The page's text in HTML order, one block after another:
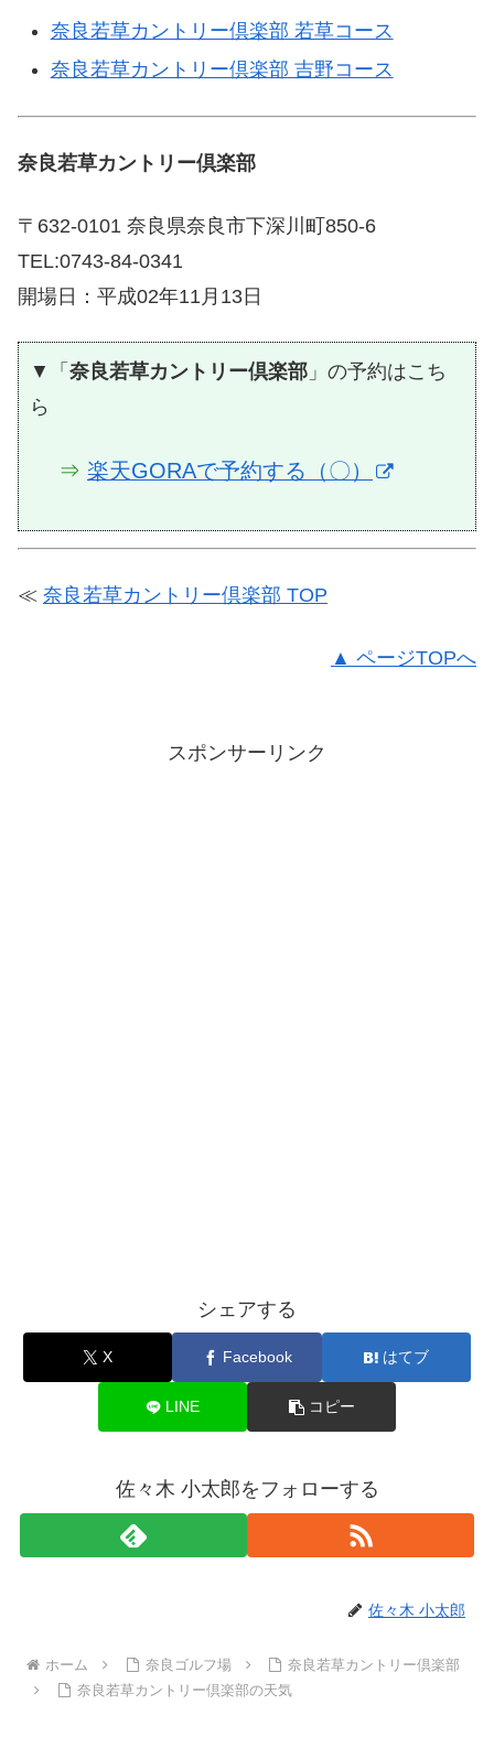
奈良若草カントリー倶楽部 若草コース
奈良若草カントリー倶楽部 吉野コース
奈良若草カントリー倶楽部
〒632-0101 奈良県奈良市下深川町850-6
TEL:0743-84-0341
開場日：平成02年11月13日
▼「 奈良若草カントリー倶楽部 」の予約はこち
ら
⇒ 楽天GORAで予約する（〇）
≪ 奈良若草カントリー倶楽部 TOP
▲ ページTOPへ
スポンサーリンク
シェアする
X Facebook はてブ
LINE コピー
佐々木 小太郎をフォローする
佐々木 小太郎
ホーム 奈良ゴルフ場
奈良若草カントリー倶楽部
奈良若草カントリー倶楽部の天気